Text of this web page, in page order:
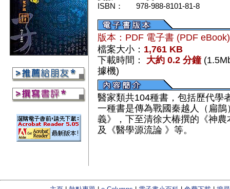
ISBN：
978-988-8101-81-8
版本：PDF 電子書 (PDF
檔案大小： 1,761 KB
下載時間：
大約 0.2 分鐘
據機)
醫家類共104種書，包括歷代學
一種書是傳為戰國秦越人（扁
義》，下至清徐大椿撰的《神
及《醫學源流論 》等。